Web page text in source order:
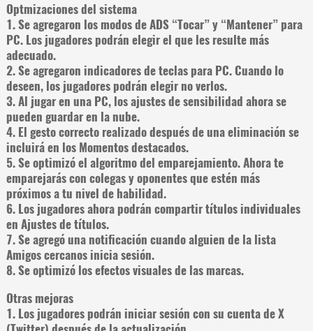
Optmizaciones del sistema
1. Se agregaron los modos de ADS “Tocar” y “Mantener” para
PC. Los jugadores podrán elegir el que les resulte más
adecuado.
2. Se agregaron indicadores de teclas para PC. Cuando lo
deseen, los jugadores podrán elegir no verlos.
3. Al jugar en una PC, los ajustes de sensibilidad ahora se
pueden guardar en la nube.
4. El gesto correcto realizado después de una eliminación se
incluirá en los Momentos destacados.
5. Se optimizó el algoritmo del emparejamiento. Ahora te
emparejarás con colegas y oponentes que estén más
próximos a tu nivel de habilidad.
6. Los jugadores ahora podrán compartir títulos individuales
en Ajustes de títulos.
7. Se agregó una notificación cuando alguien de la lista
Amigos cercanos inicia sesión.
8. Se optimizó los efectos visuales de las marcas.
Otras mejoras
1. Los jugadores podrán iniciar sesión con su cuenta de X